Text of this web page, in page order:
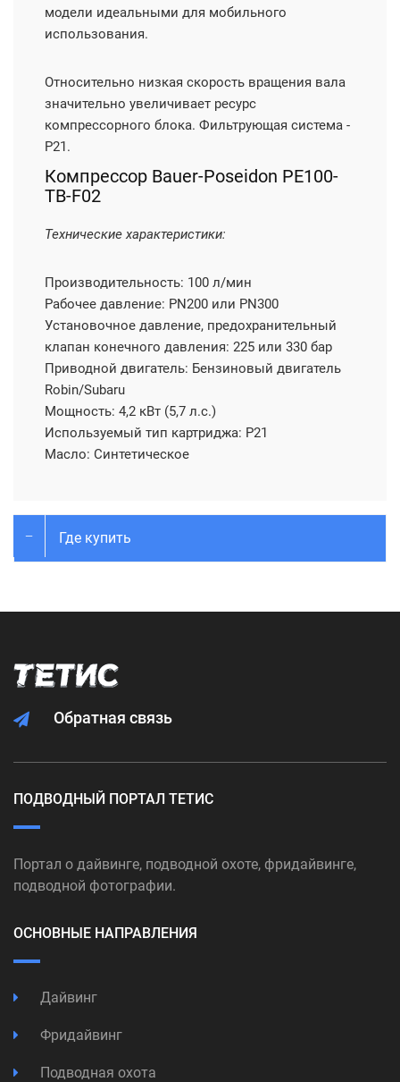
модели идеальными для мобильного
использования.
Относительно низкая скорость вращения вала
значительно увеличивает ресурс
компрессорного блока. Фильтрующая система -
Р21.
Компрессор Bauer-Poseidon РЕ100-
TB-F02
Технические характеристики:
Производительность: 100 л/мин
Рабочее давление: PN200 или PN300
Установочное давление, предохранительный
клапан конечного давления: 225 или 330 бар
Приводной двигатель: Бензиновый двигатель
Robin/Subaru
Мощность: 4,2 кВт (5,7 л.с.)
Используемый тип картриджа: P21
Масло: Синтетическое
Где купить
Обратная связь
ПОДВОДНЫЙ ПОРТАЛ ТЕТИС
Портал о дайвинге, подводной охоте, фридайвинге,
подводной фотографии.
ОСНОВНЫЕ НАПРАВЛЕНИЯ
Дайвинг
Фридайвинг
Подводная охота